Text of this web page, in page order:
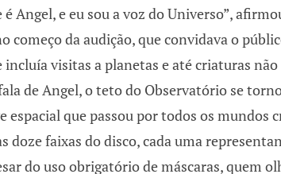
Angel, e eu sou a voz do Universo”,
começo da audição, que convidava o
incluía visitas a planetas e até criaturas
de Angel, o teto do Observatório se
espacial que passou por todos os mundos
doze faixas do disco, cada uma
do uso obrigatório de máscaras, quem